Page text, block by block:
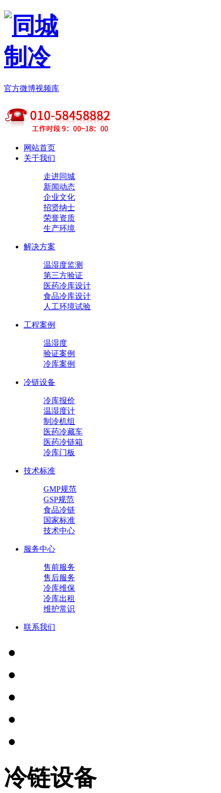
官方微博视频库
网站首页
关于我们
走进同城
新闻动态
企业文化
招贤纳士
荣誉资质
生产环境
解决方案
温湿度监测
第三方验证
医药冷库设计
食品冷库设计
人工环境试验
工程案例
温湿度
验证案例
冷库案例
冷链设备
冷库报价
温湿度计
制冷机组
医药冷藏车
医药冷链箱
冷库门板
技术标准
GMP规范
GSP规范
食品冷链
国家标准
技术中心
服务中心
售前服务
售后服务
冷库维保
冷库出租
维护常识
联系我们
冷链设备